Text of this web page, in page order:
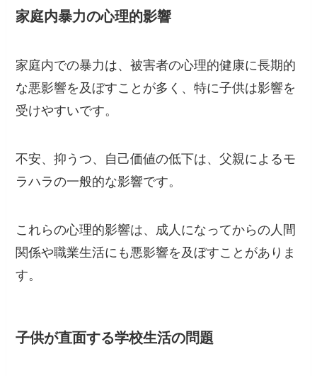
家庭内暴力の心理的影響
家庭内での暴力は、被害者の心理的健康に長期的
な悪影響を及ぼすことが多く、特に子供は影響を
受けやすいです。
不安、抑うつ、自己価値の低下は、父親によるモ
ラハラの一般的な影響です。
これらの心理的影響は、成人になってからの人間
関係や職業生活にも悪影響を及ぼすことがありま
す。
子供が直面する学校生活の問題